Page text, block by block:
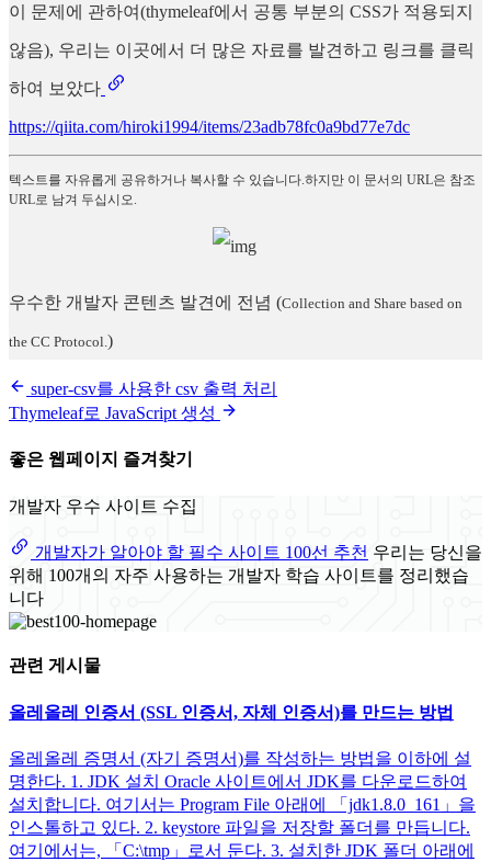
이 문제에 관하여(thymeleaf에서 공통 부분의 CSS가 적용되지
않음), 우리는 이곳에서 더 많은 자료를 발견하고 링크를 클릭
하여 보았다
https://qiita.com/hiroki1994/items/23adb78fc0a9bd77e7dc
텍스트를 자유롭게 공유하거나 복사할 수 있습니다.하지만 이 문서의 URL은 참조
URL로 남겨 두십시오.
우수한 개발자 콘텐츠 발견에 전념 (Collection and Share based on
the CC Protocol.)
super-csv를 사용한 csv 출력 처리
Thymeleaf로 JavaScript 생성
좋은 웹페이지 즐겨찾기
개발자 우수 사이트 수집
개발자가 알아야 할 필수 사이트 100선 추천 우리는 당신을
위해 100개의 자주 사용하는 개발자 학습 사이트를 정리했습
니다
관련 게시물
올레올레 인증서 (SSL 인증서, 자체 인증서)를 만드는 방법
올레올레 증명서 (자기 증명서)를 작성하는 방법을 이하에 설
명한다. 1. JDK 설치 Oracle 사이트에서 JDK를 다운로드하여
설치합니다. 여기서는 Program File 아래에 「jdk1.8.0_161」을
인스톨하고 있다. 2. keystore 파일을 저장할 폴더를 만듭니다.
여기에서는, 「C:\tmp」로서 둔다. 3. 설치한 JDK 폴더 아래에